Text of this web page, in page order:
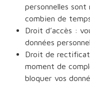
personnelles
combien de
Droit d’accès :
données
Droit de
moment de
bloquer vos